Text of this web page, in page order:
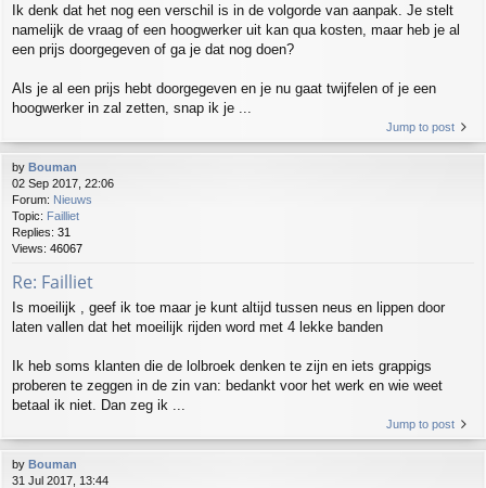
Ik denk dat het nog een verschil is in de volgorde van aanpak. Je stelt
namelijk de vraag of een hoogwerker uit kan qua kosten, maar heb je al
een prijs doorgegeven of ga je dat nog doen?
Als je al een prijs hebt doorgegeven en je nu gaat twijfelen of je een
hoogwerker in zal zetten, snap ik je ...
Jump to post
by Bouman
02 Sep 2017, 22:06
Forum: Nieuws
Topic: Failliet
Replies: 31
Views: 46067
Re: Failliet
Is moeilijk , geef ik toe maar je kunt altijd tussen neus en lippen door
laten vallen dat het moeilijk rijden word met 4 lekke banden
Ik heb soms klanten die de lolbroek denken te zijn en iets grappigs
proberen te zeggen in de zin van: bedankt voor het werk en wie weet
betaal ik niet. Dan zeg ik ...
Jump to post
by Bouman
31 Jul 2017, 13:44